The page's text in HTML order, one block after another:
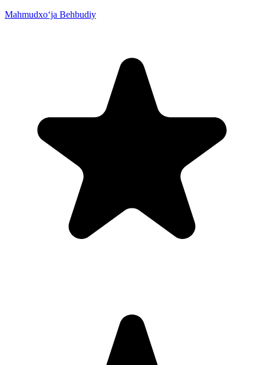
Mahmudxo‘ja Behbudiy